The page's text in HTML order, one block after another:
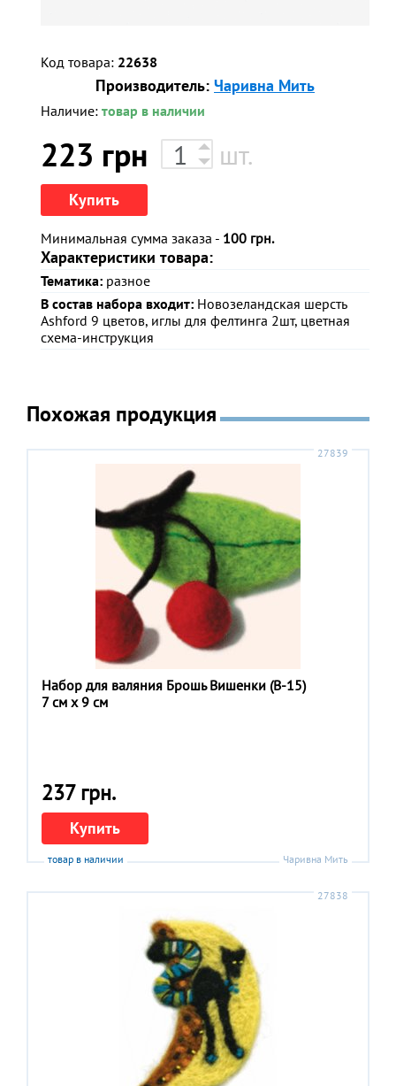
Код товара: 22638
Производитель: Чаривна Мить
Наличие: товар в наличии
223 грн шт.
Купить
Минимальная сумма заказа - 100 грн.
Характеристики товара:
Тематика: разное
В состав набора входит: Новозеландская шерсть
Ashford 9 цветов, иглы для фелтинга 2шт, цветная
схема-инструкция
Похожая продукция
27839
Набор для валяния Брошь Вишенки (В-15)
7 см x 9 см
237 грн.
Купить
товар в наличии Чаривна Мить
27838